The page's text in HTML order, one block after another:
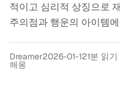
적이고 심리적 상징으로
주의점과 행운의 아이템
Dreamer2026-01-121분 읽기
해몽